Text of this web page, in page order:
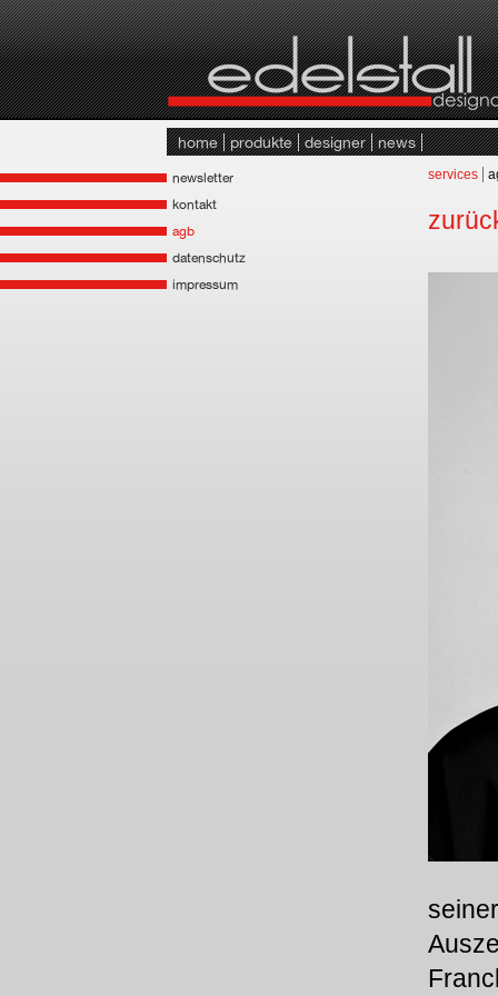
home produkte designer news
newsletter
kontakt
agb
datenschutz
impressum
services